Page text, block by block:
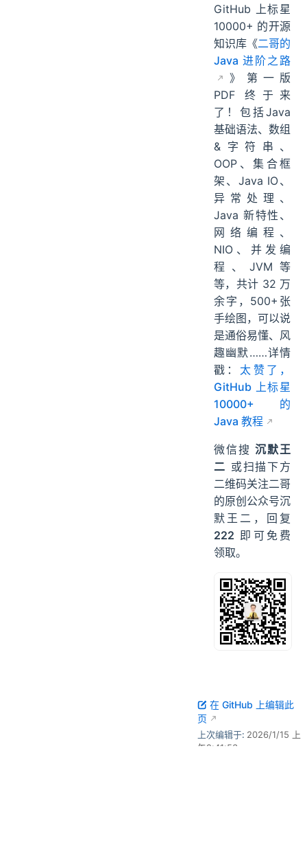
GitHub 上标星
10000+ 的开源
知识库《二哥的
Java 进阶之路
》第一版
PDF 终于来
了！包括Java
基础语法、数组
&字符串、
OOP、集合框
架、Java IO、
异常处理、
Java 新特性、
网络编程、
NIO、并发编
程、JVM等
等，共计 32 万
余字，500+张
手绘图，可以说
是通俗易懂、风
趣幽默……详情
戳： 太赞了，
GitHub 上标星
10000+ 的
Java 教程
微信搜沉默王
二 或扫描下方
二维码关注二哥
的原创公众号沉
默王二，回复
222 即可免费
领取。
在 GitHub 上编辑此
页
上次编辑于: 2026/1/15 上
午2:41:53